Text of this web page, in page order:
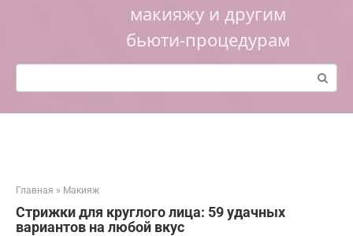
макияжу и другим
бьюти-процедурам
Поиск:
Главная » Макияж
Стрижки для круглого лица: 59 удачных
вариантов на любой вкус